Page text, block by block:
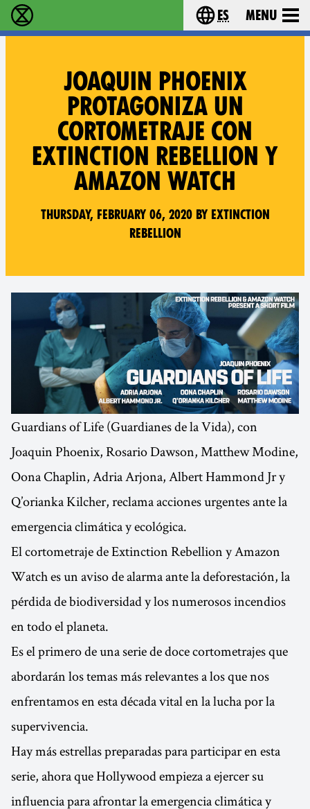
extinction rebellion - Home Choose your
es Menu
JOAQUIN PHOENIX
PROTAGONIZA UN
CORTOMETRAJE CON
EXTINCTION REBELLION Y
AMAZON WATCH
Thursday, February 06, 2020 by Extinction
Rebellion
Guardians of Life (Guardianes de la Vida), con
Joaquin Phoenix, Rosario Dawson, Matthew Modine,
Oona Chaplin, Adria Arjona, Albert Hammond Jr y
Q’orianka Kilcher, reclama acciones urgentes ante la
emergencia climática y ecológica.
El cortometraje de Extinction Rebellion y Amazon
Watch es un aviso de alarma ante la deforestación, la
pérdida de biodiversidad y los numerosos incendios
en todo el planeta.
Es el primero de una serie de doce cortometrajes que
abordarán los temas más relevantes a los que nos
enfrentamos en esta década vital en la lucha por la
supervivencia.
Hay más estrellas preparadas para participar en esta
serie, ahora que Hollywood empieza a ejercer su
influencia para afrontar la emergencia climática y